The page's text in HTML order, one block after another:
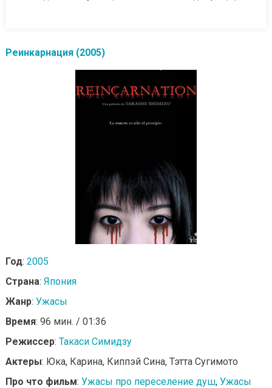
Реинкарнация (2005)
Год: 2005
Страна: Япония
Жанр: Ужасы
Время: 96 мин. / 01:36
Режиссер: Такаси Симидзу
Актеры: Юка, Карина, Киппэй Сина, Тэтта Сугимото
Про что фильм: Ужасы про переселение душ, Ужасы